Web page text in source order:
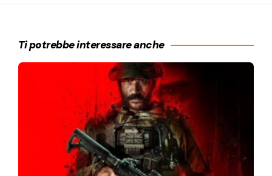
Ti potrebbe interessare anche